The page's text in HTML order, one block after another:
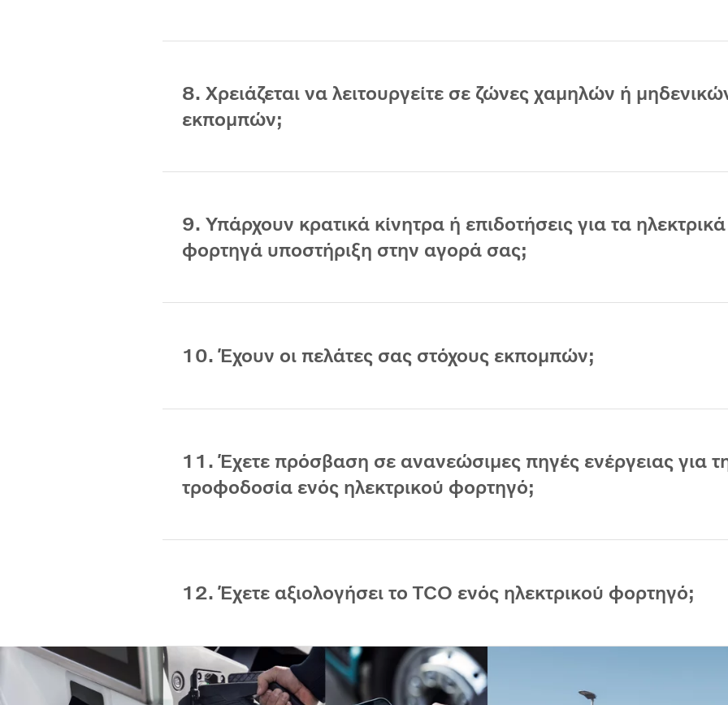
8. Χρειάζεται να λειτουργείτε σε ζώνες χαμηλών ή
εκπομπών;
9. Υπάρχουν κρατικά κίνητρα ή επιδοτήσεις για τα ηλεκτρικά
φορτηγά υποστήριξη στην αγορά σας;
10. Έχουν οι πελάτες σας στόχους εκπομπών;
11. Έχετε πρόσβαση σε ανανεώσιμες πηγές ενέργειας για
τροφοδοσία ενός ηλεκτρικού φορτηγό;
12. Έχετε αξιολογήσει το TCO ενός ηλεκτρικού φορτηγό;